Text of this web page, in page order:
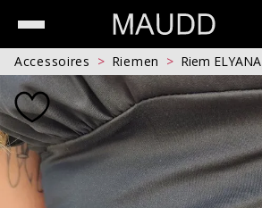
Accessoires Riemen Riem ELYANA